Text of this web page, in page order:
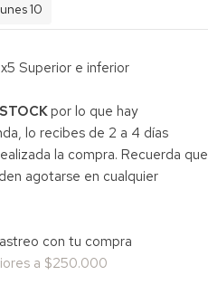
10
Superior e inferior
por lo que hay
lo recibes de 2 a 4 días
la compra. Recuerda que
agotarse en cualquier
con tu compra
a $250.000